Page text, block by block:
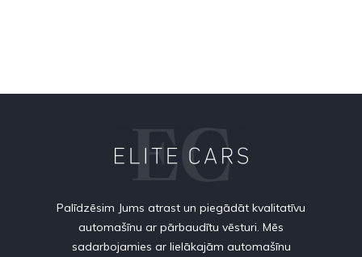
Palīdzēsim Jums atrast un piegādāt kvalitatīvu
automašīnu ar pārbaudītu vēsturi. Mēs
sadarbojamies ar lielākajām automašīnu